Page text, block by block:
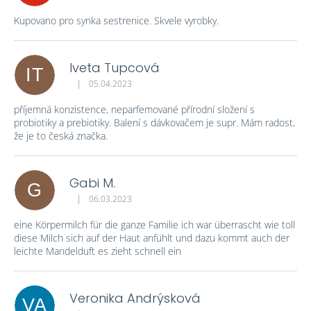
Kupovano pro synka sestrenice. Skvele vyrobky.
IT Iveta Tupcová
Die Produktbewertung beträgt 5 von 5 Sternen.
| 05.04.2023
příjemná konzistence, neparfemované přírodní složení s
probiotiky a prebiotiky. Balení s dávkovačem je supr. Mám radost,
že je to česká značka.
G Gabi M.
Die Produktbewertung beträgt 5 von 5 Sternen.
| 06.03.2023
eine Körpermilch für die ganze Familie ich war überrascht wie toll
diese Milch sich auf der Haut anfühlt und dazu kommt auch der
leichte Mandelduft es zieht schnell ein
VA Veronika Andrýsková